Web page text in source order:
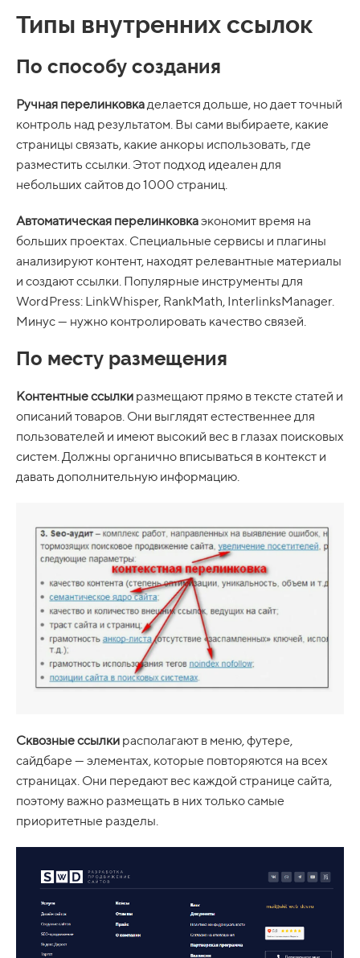
Типы внутренних ссылок
По способу создания
Ручная перелинковкаделается дольше, но дает точный
контроль над результатом. Вы сами выбираете, какие
страницы связать, какие анкоры использовать, где
разместить ссылки. Этот подход идеален для
небольших сайтов до 1000 страниц.
Автоматическая перелинковкаэкономит время на
больших проектах. Специальные сервисы и плагины
анализируют контент, находят релевантные материалы
и создают ссылки. Популярные инструменты для
WordPress: LinkWhisper, RankMath, InterlinksManager.
Минус — нужно контролировать качество связей.
По месту размещения
Контентные ссылки размещают прямо в тексте статей и
описаний товаров. Они выглядят естественнее для
пользователей и имеют высокий вес в глазах поисковых
систем. Должны органично вписываться в контекст и
давать дополнительную информацию.
Сквозные ссылки располагают в меню, футере,
сайдбаре — элементах, которые повторяются на всех
страницах. Они передают вес каждой странице сайта,
поэтому важно размещать в них только самые
приоритетные разделы.